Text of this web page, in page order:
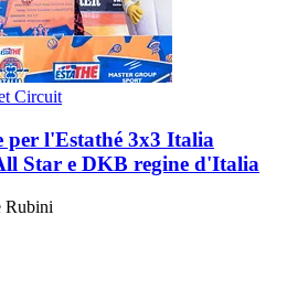
Circuit
per l'Estathé 3x3 Italia
Star e DKB regine d'Italia
Rubini